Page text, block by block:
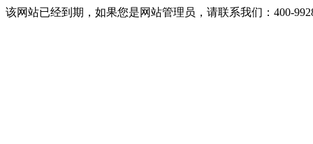
该网站已经到期，如果您是网站管理员，请联系我们：400-